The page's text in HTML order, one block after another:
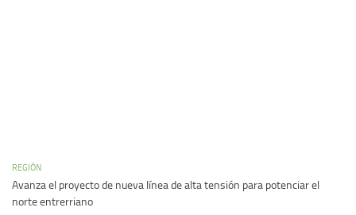
REGIÓN
Avanza el proyecto de nueva línea de alta tensión para potenciar el
norte entrerriano